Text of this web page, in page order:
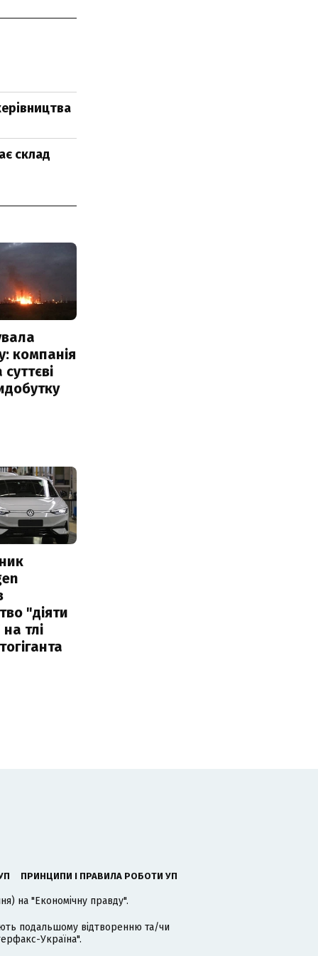
склад
компанія
"діяти
тлі
ПРИНЦИПИ І ПРАВИЛА РОБОТИ УП
на "Економічну правду".
подальшому відтворенню та/чи
Україна".